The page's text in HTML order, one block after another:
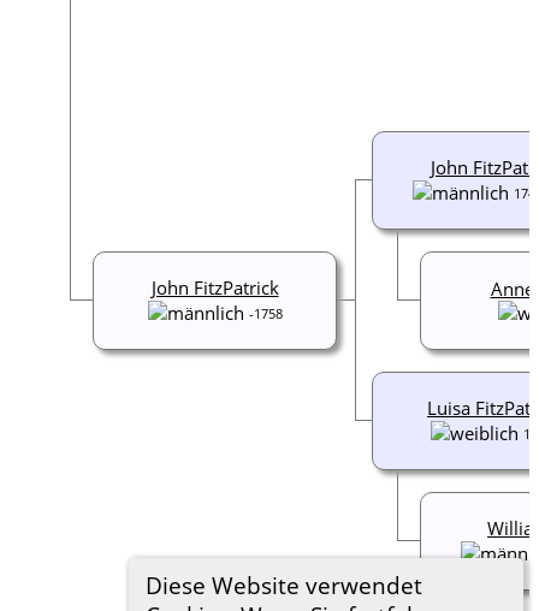
Diese Website verwendet
John
Luisa
John FitzPatrick
-1758